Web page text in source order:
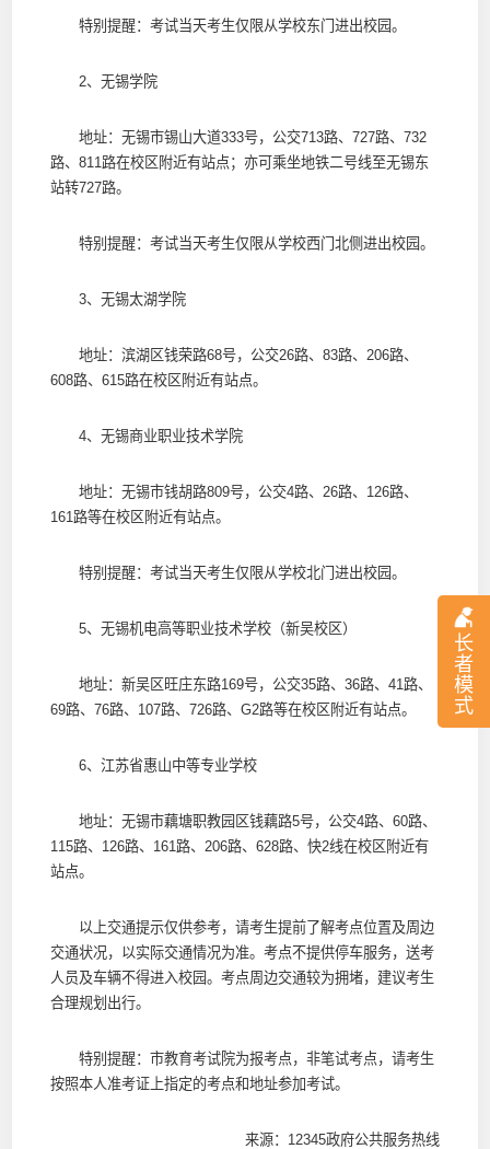
长
者
模
式
特别提醒：考试当天考生仅限从学校东门进出校园。
2、无锡学院
地址：无锡市锡山大道333号，公交713路、727路、732
路、811路在校区附近有站点；亦可乘坐地铁二号线至无锡东
站转727路。
特别提醒：考试当天考生仅限从学校西门北侧进出校园。
3、无锡太湖学院
地址：滨湖区钱荣路68号，公交26路、83路、206路、
608路、615路在校区附近有站点。
4、无锡商业职业技术学院
地址：无锡市钱胡路809号，公交4路、26路、126路、
161路等在校区附近有站点。
特别提醒：考试当天考生仅限从学校北门进出校园。
5、无锡机电高等职业技术学校（新吴校区）
地址：新吴区旺庄东路169号，公交35路、36路、41路、
69路、76路、107路、726路、G2路等在校区附近有站点。
6、江苏省惠山中等专业学校
地址：无锡市藕塘职教园区钱藕路5号，公交4路、60路、
115路、126路、161路、206路、628路、快2线在校区附近有
站点。
以上交通提示仅供参考，请考生提前了解考点位置及周边
交通状况，以实际交通情况为准。考点不提供停车服务，送考
人员及车辆不得进入校园。考点周边交通较为拥堵，建议考生
合理规划出行。
特别提醒：市教育考试院为报考点，非笔试考点，请考生
按照本人准考证上指定的考点和地址参加考试。
来源：12345政府公共服务热线